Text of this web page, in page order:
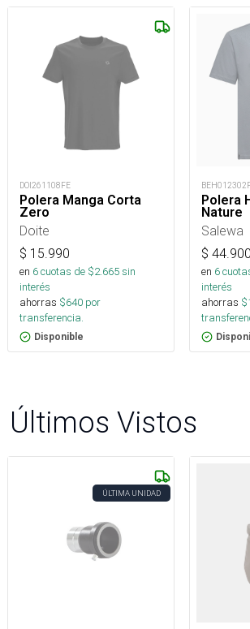
DOI261108FE
Polera Manga Corta
Zero
Doite
$ 15.990
en 6cuotas de $2.665sin
interés
ahorras $640 por
transferencia.
Disponible
Polera
Nature
Salewa
$ 44.900
en 6
interés
ahorras $
Últimos Vistos
ÚLTIMA UNIDAD